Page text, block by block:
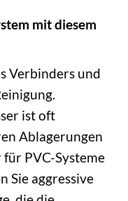
mit diesem
Verbinders und
ist oft
Ablagerungen
PVC-Systeme
Sie aggressive